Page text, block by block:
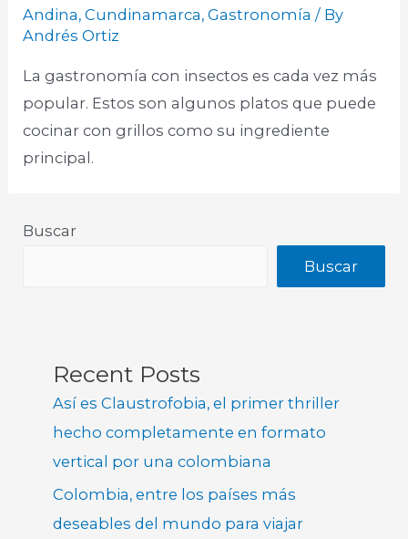
Andina,Cundinamarca,Gastronomía / By
Andrés Ortiz
La gastronomía con insectos es cada vez más
popular. Estos son algunos platos que puede
cocinar con grillos como su ingrediente
principal.
Buscar
Buscar
Recent Posts
Así es Claustrofobia, el primer thriller
hecho completamente en formato
vertical por una colombiana
Colombia, entre los países más
deseables del mundo para viajar